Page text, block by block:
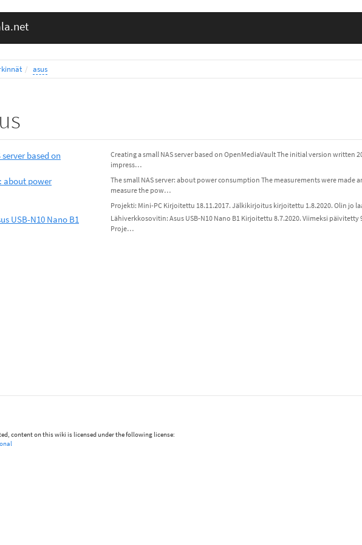
asus
based on
Creating a small NAS server based on OpenMediaVault The initial version written
impress…
about power
The small NAS server: about power consumption The measurements were made
measure the pow…
Projekti: Mini-PC Kirjoitettu 18.11.2017. Jälkikirjoitus kirjoitettu 1.8.2020. Olin
USB-N10 Nano B1
Lähiverkkosovitin: Asus USB-N10 Nano B1 Kirjoitettu 8.7.2020. Viimeksi
Proje…
content on this wiki is licensed under the following license: